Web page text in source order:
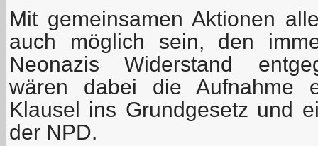
Mit gemeinsamen Aktionen
auch möglich sein, den
Neonazis Widerstand
wären dabei die Aufnahme
Klausel ins Grundgesetz und
der NPD.